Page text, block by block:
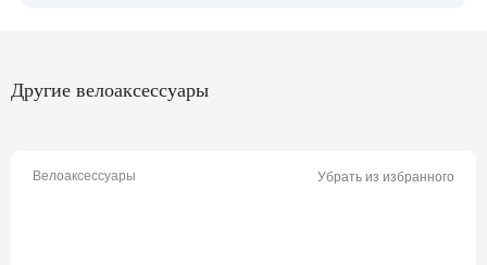
Другие велоаксессуары
Велоаксессуары Убрать из избранного